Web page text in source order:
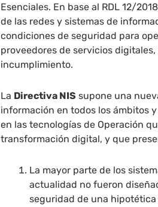
Esenciales. En base al RDL 12/
de las redes y sistemas de
condiciones de seguridad para
proveedores de servicios
incumplimiento.
La Directiva NIS supone una
información en todos los ámbitos
en las tecnologías de Operación
transformación digital, y que
La mayor parte de los
actualidad no fueron
seguridad de una